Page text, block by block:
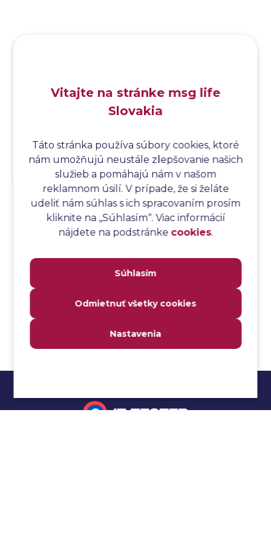
Analýza príčin a následkov
Analýza spôsobu a následkov zlyhania softvéru
Analýza stromu chýb
Analýza stromu chýb softvéru
Analýza testovacieho bodu
Analýza toku riadenia
Analýza toku údajov
Analýza webových stránok a inventár meraní
Analyzovateľnosť
Anti-malvér
Vitajte na stránke msg life
Slovakia
Táto stránka používa súbory cookies, ktoré
nám umožňujú neustále zlepšovanie našich
služieb a pomáhajú nám v našom
reklamnom úsilí. V prípade, že si želáte
udeliť nám súhlas s ich spracovaním prosím
kliknite na ,,Súhlasím“. Viac informácií
nájdete na podstránke cookies.
Súhlasím
Odmietnuť všetky cookies
Nastavenia